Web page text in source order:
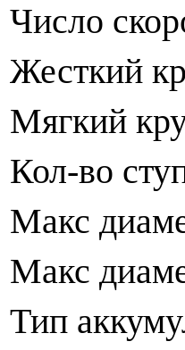
Число
Жесткий
Мягкий
Кол-во
Макс
Макс
Тип